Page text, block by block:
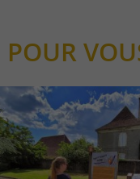
POUR